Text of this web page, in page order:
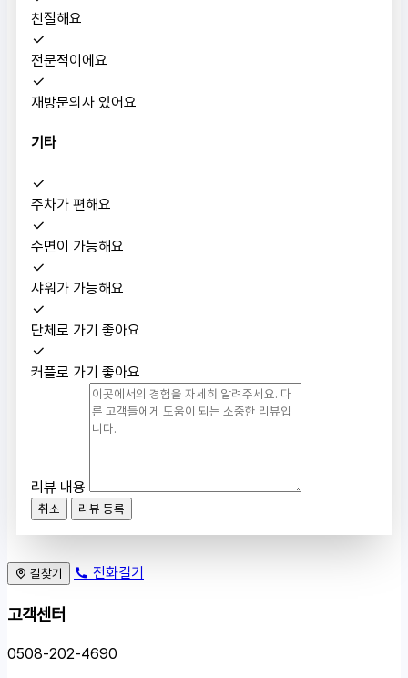
친절해요
전문적이에요
재방문의사 있어요
기타
주차가 편해요
수면이 가능해요
샤워가 가능해요
단체로 가기 좋아요
커플로 가기 좋아요
리뷰 내용
취소 리뷰 등록
길찾기 전화걸기
고객센터
0508-202-4690